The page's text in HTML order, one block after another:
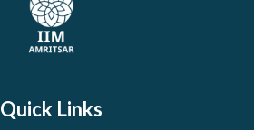
Quick Links